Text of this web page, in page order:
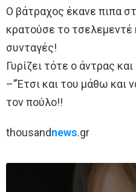
Ο βάτραχος έκανε πιπα
κρατούσε το τσελεμεντέ
συνταγές!
Γυρίζει τότε ο άντρας και
–”Έτσι και του μάθω και
τον πούλο!!
thousandnews.gr